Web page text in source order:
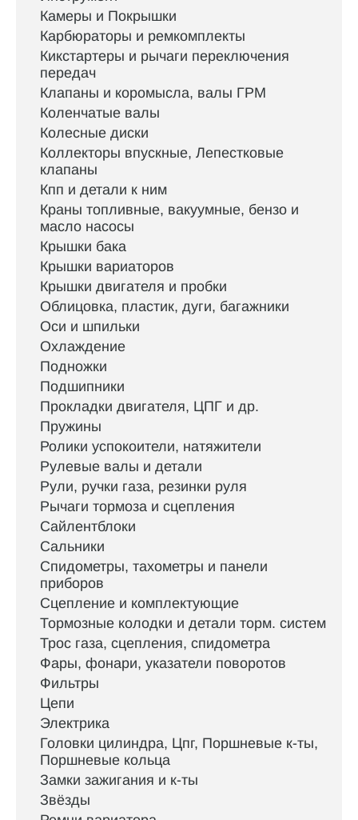
Камеры и Покрышки
Карбюраторы и ремкомплекты
Кикстартеры и рычаги переключения
передач
Клапаны и коромысла, валы ГРМ
Коленчатые валы
Колесные диски
Коллекторы впускные, Лепестковые
клапаны
Кпп и детали к ним
Краны топливные, вакуумные, бензо и
масло насосы
Крышки бака
Крышки вариаторов
Крышки двигателя и пробки
Облицовка, пластик, дуги, багажники
Оси и шпильки
Охлаждение
Подножки
Подшипники
Прокладки двигателя, ЦПГ и др.
Пружины
Ролики успокоители, натяжители
Рулевые валы и детали
Рули, ручки газа, резинки руля
Рычаги тормоза и сцепления
Сайлентблоки
Сальники
Спидометры, тахометры и панели
приборов
Сцепление и комплектующие
Тормозные колодки и детали торм. систем
Трос газа, сцепления, спидометра
Фары, фонари, указатели поворотов
Фильтры
Цепи
Электрика
Головки цилиндра, Цпг, Поршневые к-ты,
Поршневые кольца
Замки зажигания и к-ты
Звёзды